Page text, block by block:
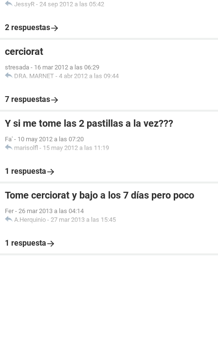
JessyR - 24 sep 2012 a las 05:42
2 respuestas
cerciorat
stresada - 16 mar 2012 a las 06:29
DRA. MARNET - 4 abr 2012 a las 09:44
7 respuestas
Y si me tome las 2 pastillas a la vez???
Fa' - 10 may 2012 a las 07:20
marisolfl - 15 may 2012 a las 11:19
1 respuesta
Tome cerciorat y bajo a los 7 días pero poco
Fer - 26 mar 2013 a las 04:14
A.Herquinio - 27 mar 2013 a las 15:45
1 respuesta